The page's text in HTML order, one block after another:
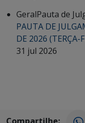
GeralPauta de
PAUTA DE
DE 2026 (TERÇA-
31 jul 2026